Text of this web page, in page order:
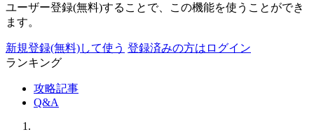
ユーザー登録(無料)することで、この機能を使うことができ
ます。
新規登録(無料)して使う 登録済みの方はログイン
ランキング
攻略記事
Q&A